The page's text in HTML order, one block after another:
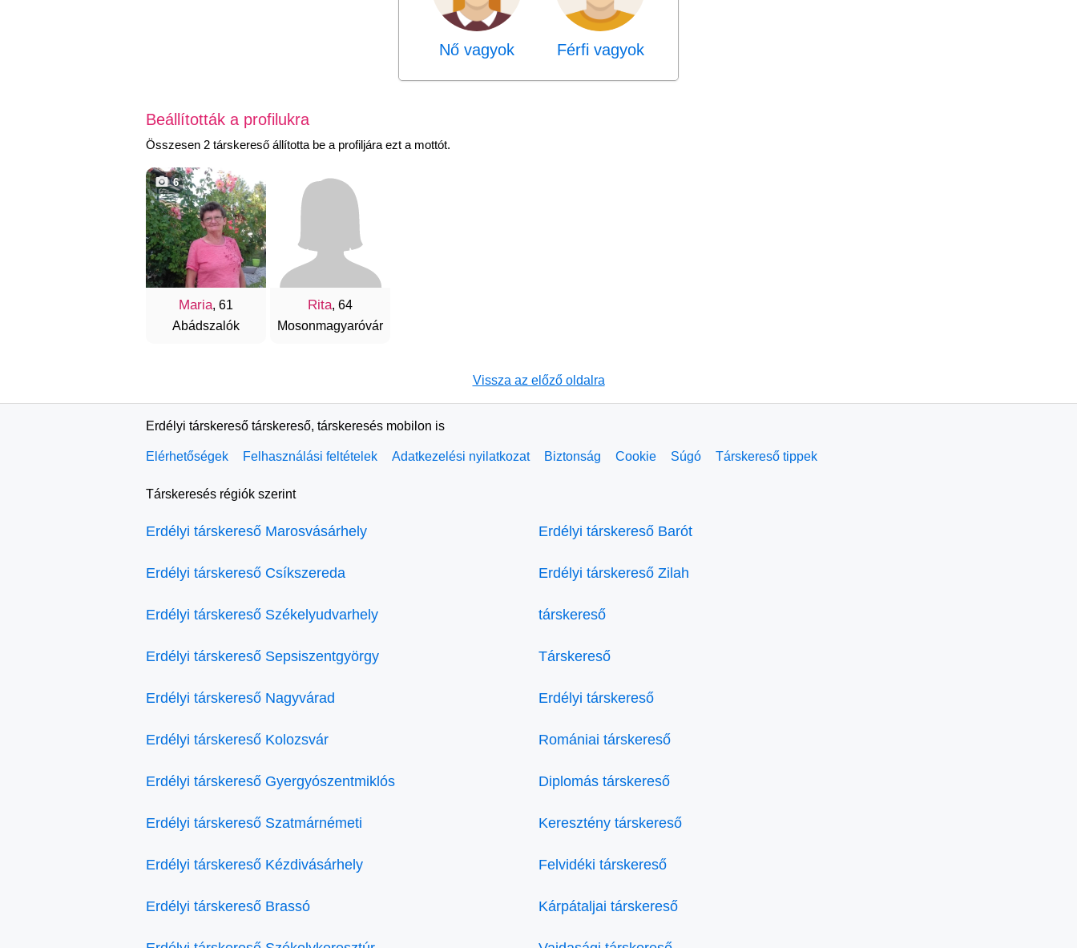
Nő vagyok Férfi vagyok
Beállították a profilukra
Összesen 2 társkereső állította be a profiljára ezt a mottót.
Maria, 61
Abádszalók
6
Rita, 64
Mosonmagyaróvár
Vissza az előző oldalra
Erdélyi társkereső társkereső, társkeresés mobilon is
Elérhetőségek Felhasználási feltételek Adatkezelési nyilatkozat Biztonság Cookie Súgó Társkereső tippek
Társkeresés régiók szerint
Erdélyi társkereső Marosvásárhely
Erdélyi társkereső Csíkszereda
Erdélyi társkereső Székelyudvarhely
Erdélyi társkereső Sepsiszentgyörgy
Erdélyi társkereső Nagyvárad
Erdélyi társkereső Kolozsvár
Erdélyi társkereső Gyergyószentmiklós
Erdélyi társkereső Szatmárnémeti
Erdélyi társkereső Kézdivásárhely
Erdélyi társkereső Brassó
Erdélyi társkereső Barót
Erdélyi társkereső Zilah
társkereső
Társkereső
Erdélyi társkereső
Romániai társkereső
Diplomás társkereső
Keresztény társkereső
Felvidéki társkereső
Kárpátaljai társkereső